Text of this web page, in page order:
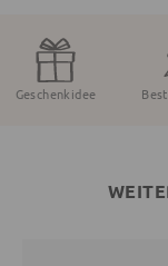
Geschenkidee